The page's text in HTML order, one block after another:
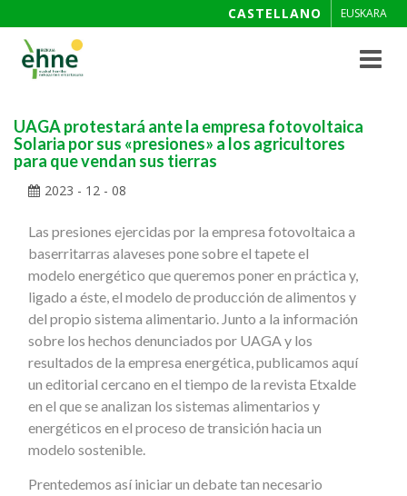
CASTELLANO EUSKARA
Toggle
UAGA protestará ante la empresa fotovoltaica
Solaria por sus «presiones» a los agricultores
para que vendan sus tierras
2023 - 12 - 08
Las presiones ejercidas por la empresa fotovoltaica a
baserritarras alaveses pone sobre el tapete el
modelo energético que queremos poner en práctica y,
ligado a éste, el modelo de producción de alimentos y
del propio sistema alimentario. Junto a la información
sobre los hechos denunciados por UAGA y los
resultados de la empresa energética, publicamos aquí
un editorial cercano en el tiempo de la revista Etxalde
en el que se analizan los sistemas alimentarios y
energéticos en el proceso de transición hacia un
modelo sostenible.
Prentedemos así iniciar un debate tan necesario